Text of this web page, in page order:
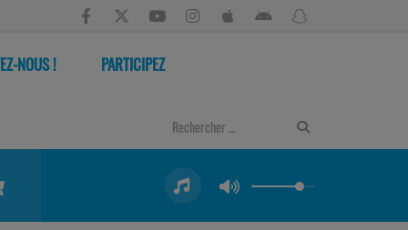
NOUS ! PARTICIPEZ